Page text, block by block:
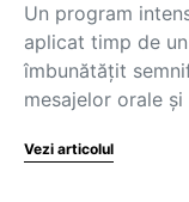
Un program
aplicat timp de
îmbunătățit
mesajelor orale
Vezi articolul